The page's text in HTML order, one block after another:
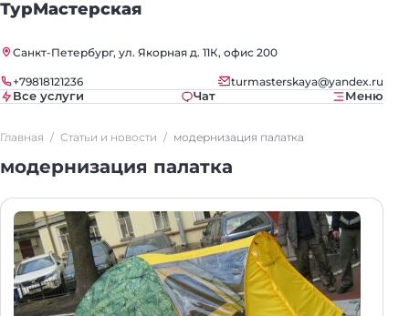
ТурМастерская
Санкт-Петербург, ул. Якорная д. 11К, офис 200
+79818121236 turmasterskaya@yandex.ru
Все услуги Чат Меню
Главная Статьи и новости модернизация палатка
модернизация палатка